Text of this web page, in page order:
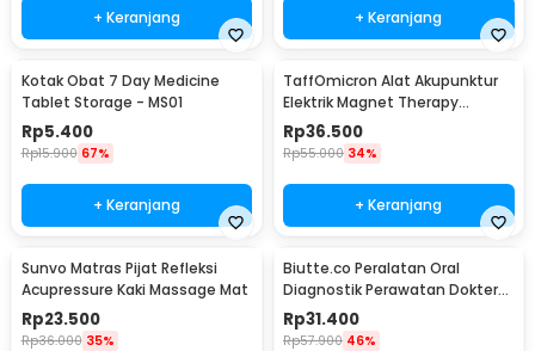
+ Keranjang + Keranjang
Kotak Obat 7 Day Medicine
Tablet Storage - MS01
Rp5.400
Rp15.900 67%
+ Keranjang
TaffOmicron Alat Akupunktur
Elektrik Magnet Therapy
Battery - DF-618
Rp36.500
Rp55.000 34%
+ Keranjang
Sunvo Matras Pijat Refleksi
Acupressure Kaki Massage Mat
Rp23.500
Rp36.000 35%
Biutte.co Peralatan Oral
Diagnostik Perawatan Dokter
Gigi Dental 5in1 - 7CKQ01
Rp31.400
Rp57.900 46%